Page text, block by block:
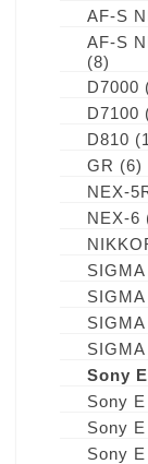
AF-S
AF-S
(8)
D7000
D7100
D810
GR (6)
NEX-
NEX-6
Sony
Sony
Sony
Sony